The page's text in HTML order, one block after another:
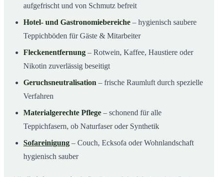
aufgefrischt und von Schmutz befreit
Hotel- und Gastronomiebereiche – hygienisch saubere
Teppichböden für Gäste & Mitarbeiter
Fleckenentfernung – Rotwein, Kaffee, Haustiere oder
Nikotin zuverlässig beseitigt
Geruchsneutralisation – frische Raumluft durch spezielle
Verfahren
Materialgerechte Pflege – schonend für alle
Teppichfasern, ob Naturfaser oder Synthetik
Sofareinigung – Couch, Ecksofa oder Wohnlandschaft
hygienisch sauber